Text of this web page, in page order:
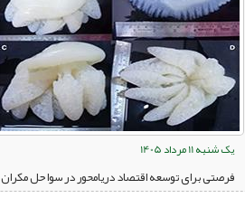
یک شنبه 11 مرداد 1405
فرصتی برای توسعه اقتصاد دریامحور در سواحل مکران